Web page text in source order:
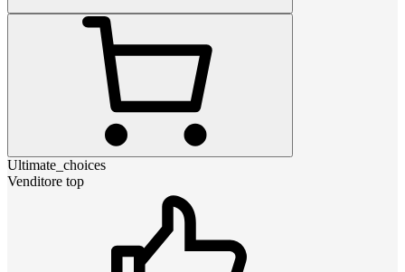
Ultimate_choices
Venditore top